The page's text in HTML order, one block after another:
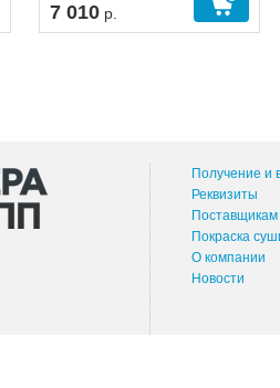
7 010 р.
Получение и
Реквизиты
Поставщикам
Покраска
О компании
Новости